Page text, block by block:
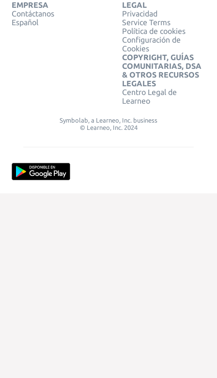
EMPRESA
Contáctanos
Español
LEGAL
Privacidad
Service Terms
Política de cookies
Configuración de
Cookies
COPYRIGHT, GUÍAS
COMUNITARIAS, DSA
& OTROS RECURSOS
LEGALES
Centro Legal de
Learneo
Symbolab, a Learneo, Inc. business
© Learneo, Inc. 2024